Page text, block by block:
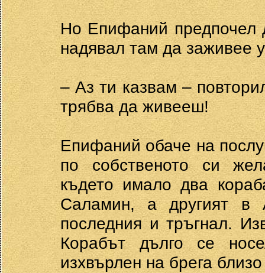
Но Епифаний предпочел
надявал там да заживее
– Аз ти казвам –
трябва да живееш!
Епифаний обаче на
по собственото си
където имало два
Саламин, а другият в
последния и тръгнал.
Корабът дълго се
изхвърлен на брега